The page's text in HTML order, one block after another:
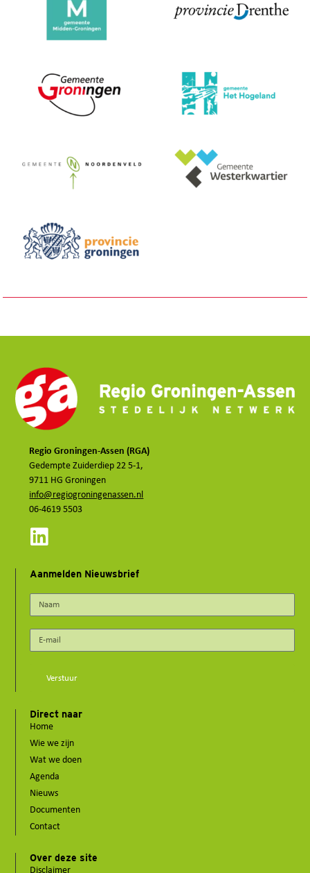
Regio Groningen-Assen (RGA)
Gedempte Zuiderdiep 22 5-1,
9711 HG Groningen
info@regiogroningenassen.nl
06-4619 5503
Aanmelden Nieuwsbrief
Verstuur
Direct naar
Home
Wie we zijn
Wat we doen
Agenda
Nieuws
Documenten
Contact
Over deze site
Disclaimer